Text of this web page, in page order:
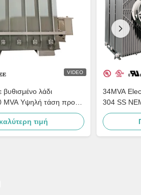
VIDEO
λάδι
MVA Υψηλή τάση προς
KV
τιμή
34MVA
304 SS